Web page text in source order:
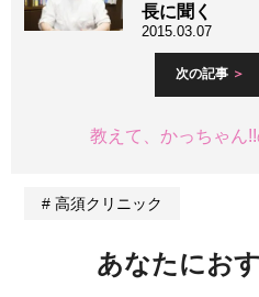
長に聞く
2015.03.07
次の記事
教えて、かっちゃん
高須クリニック
あなたにお